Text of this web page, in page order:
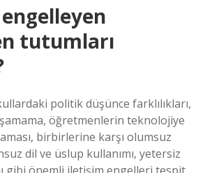
tutumları
politik düşünce farklılıkları,
öğretmenlerin teknolojiye
birbirlerine karşı olumsuz
dil ve üslup kullanımı, yetersiz